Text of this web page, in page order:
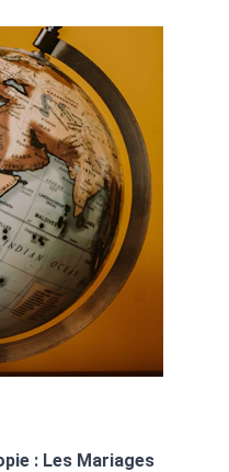
: Les Mariages